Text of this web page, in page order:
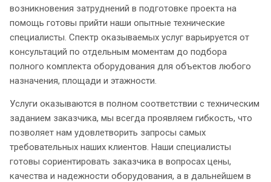
возникновения затруднений в подготовке проекта на
помощь готовы прийти наши опытные технические
специалисты. Спектр оказываемых услуг варьируется от
консультаций по отдельным моментам до подбора
полного комплекта оборудования для объектов любого
назначения, площади и этажности.
Услуги оказываются в полном соответствии с техническим
заданием заказчика, мы всегда проявляем гибкость, что
позволяет нам удовлетворить запросы самых
требовательных наших клиентов. Наши специалисты
готовы сориентировать заказчика в вопросах цены,
качества и надежности оборудования, а в дальнейшем в